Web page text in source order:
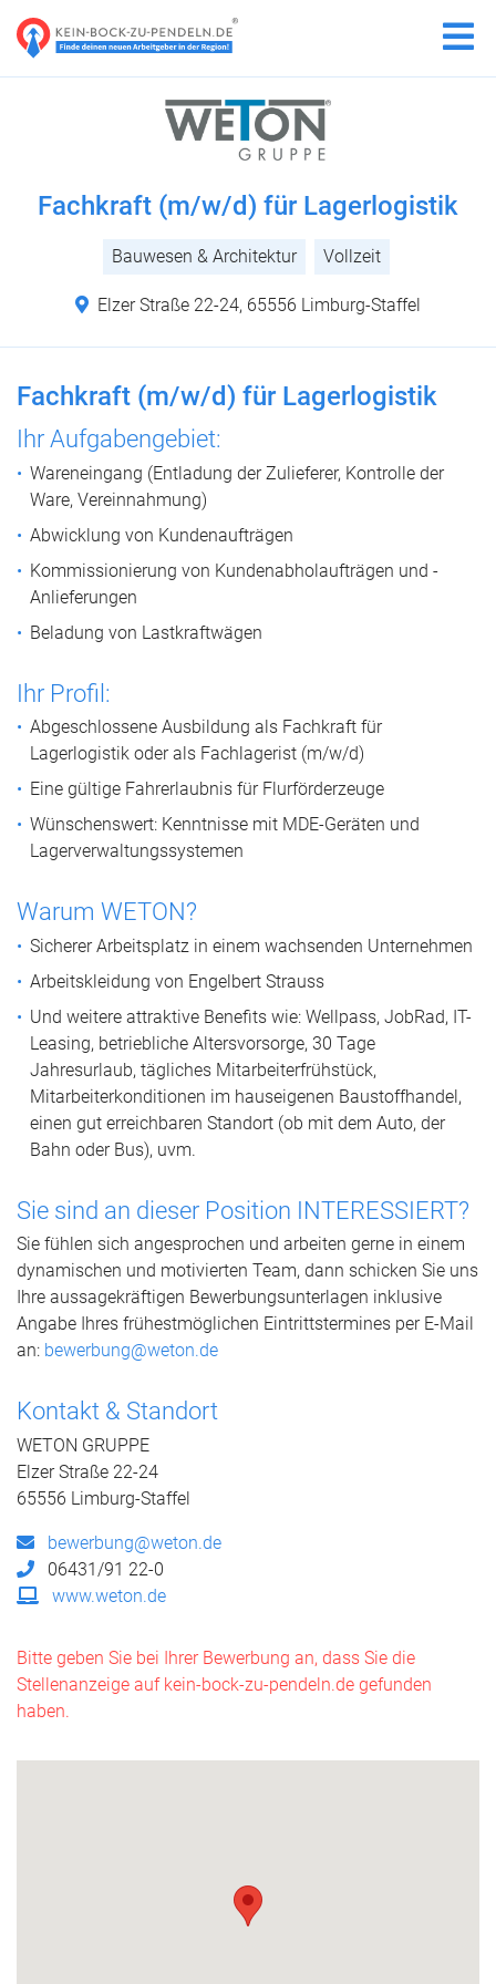
Fachkraft (m/w/d) für Lagerlogistik
Bauwesen & Architektur Vollzeit
Elzer Straße 22-24, 65556 Limburg-Staffel
Fachkraft (m/w/d) für Lagerlogistik
Ihr Aufgabengebiet:
Wareneingang (Entladung der Zulieferer, Kontrolle der
Ware, Vereinnahmung)
Abwicklung von Kundenaufträgen
Kommissionierung von Kundenabholaufträgen und -
Anlieferungen
Beladung von Lastkraftwägen
Ihr Profil:
Abgeschlossene Ausbildung als Fachkraft für
Lagerlogistik oder als Fachlagerist (m/w/d)
Eine gültige Fahrerlaubnis für Flurförderzeuge
Wünschenswert: Kenntnisse mit MDE-Geräten und
Lagerverwaltungssystemen
Warum WETON?
Sicherer Arbeitsplatz in einem wachsenden Unternehmen
Arbeitskleidung von Engelbert Strauss
Und weitere attraktive Benefits wie: Wellpass, JobRad, IT-
Leasing, betriebliche Altersvorsorge, 30 Tage
Jahresurlaub, tägliches Mitarbeiterfrühstück,
Mitarbeiterkonditionen im hauseigenen Baustoffhandel,
einen gut erreichbaren Standort (ob mit dem Auto, der
Bahn oder Bus), uvm.
Sie sind an dieser Position INTERESSIERT?
Sie fühlen sich angesprochen und arbeiten gerne in einem
dynamischen und motivierten Team, dann schicken Sie uns
Ihre aussagekräftigen Bewerbungsunterlagen inklusive
Angabe Ihres frühestmöglichen Eintrittstermines per E-Mail
an: bewerbung@weton.de
Kontakt & Standort
WETON GRUPPE
Elzer Straße 22-24
65556 Limburg-Staffel
bewerbung@weton.de
06431/91 22-0
www.weton.de
Bitte geben Sie bei Ihrer Bewerbung an, dass Sie die
Stellenanzeige auf kein-bock-zu-pendeln.de gefunden
haben.